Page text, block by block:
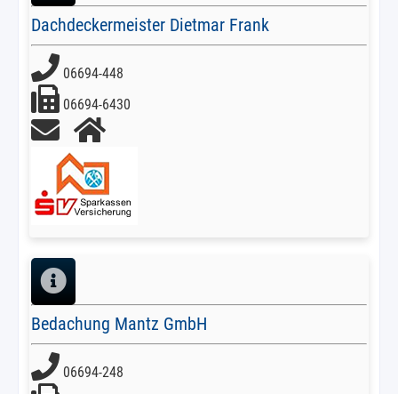
Dachdeckermeister Dietmar Frank
06694-448
06694-6430
Bedachung Mantz GmbH
06694-248